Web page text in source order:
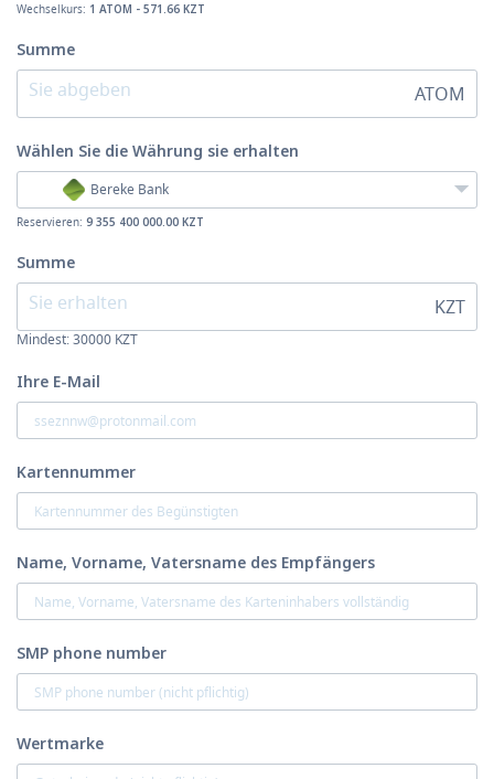
Wechselkurs: 1 ATOM - 571.66 KZT
Summe
ATOM
Wählen Sie die Währung sie erhalten
Bereke Bank
Reservieren: 9 355 400 000.00 KZT
Summe
KZT
Mindest:30000 KZT
Ihre E-Mail
Kartennummer
Name, Vorname, Vatersname des Empfängers
SMP phone number
Wertmarke